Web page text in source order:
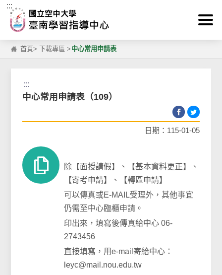
跳到主要內容區塊
:::
首頁> 下載專區 > 中心常用申請表
:::
中心常用申請表（109）
日期：115-01-05
除【面授請假】、【基本資料更正】、
【寄考申請】、【轉區申請】
可以傳真或E-MAIL受理外，其他事宜
仍需至中心臨櫃申請。
印出來，填寫後傳真給中心 06-
2743456
直接填寫，用e-mail寄給中心：
leyc@mail.nou.edu.tw